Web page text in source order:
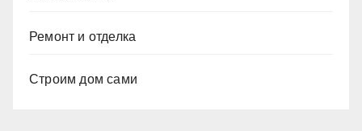
Ремонт и отделка
Строим дом сами